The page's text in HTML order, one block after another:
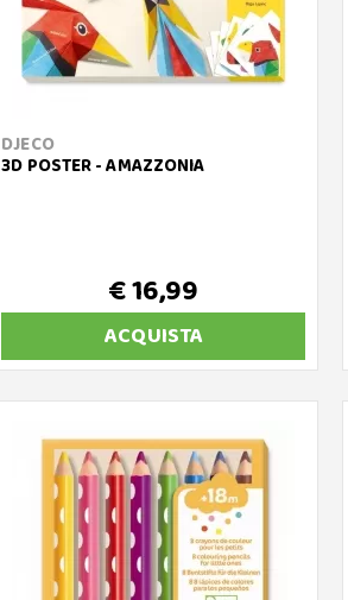
DJECO
3D POSTER - AMAZZONIA
€ 16,99
ACQUISTA